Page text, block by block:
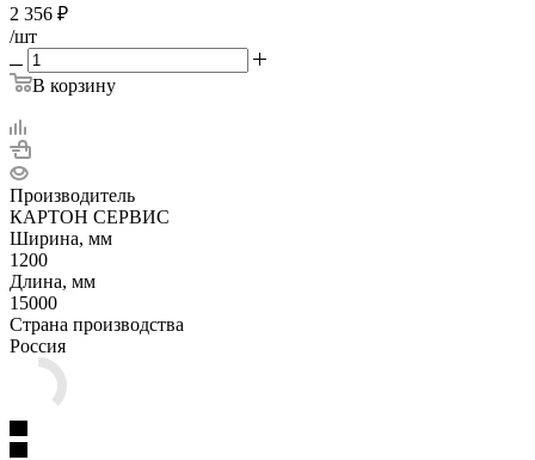
2 356 ₽
/шт
В корзину
Производитель
КАРТОН СЕРВИС
Ширина, мм
1200
Длина, мм
15000
Страна производства
Россия